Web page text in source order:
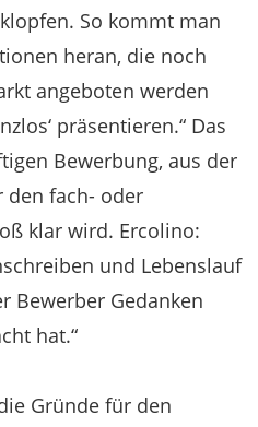
So kommt man
heran, die noch
angeboten werden
präsentieren.“ Das
Bewerbung, aus der
fach- oder
klar wird. Ercolino:
und Lebenslauf
Bewerber Gedanken
hat.“
Gründe für den